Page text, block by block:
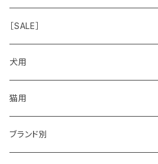
◾️特別なご褒美/嗜好性高
免疫力・健康維持
こころ・脳
［SALE］
犬用
フードおやつ
用品
猫用
フードおやつ
ブランド別